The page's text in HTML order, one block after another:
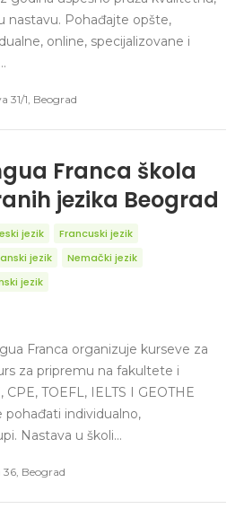
nastavu. Pohađajte opšte,
online, specijalizovane i
31/1, Beograd
Franca škola
jezika Beograd
jezik
Francuski jezik
jezik
Nemački jezik
jezik
Franca organizuje kurseve za
za pripremu na fakultete i
CPE, TOEFL, IELTS I GEOTHE
pohađati individualno,
Nastava u školi…
Beograd